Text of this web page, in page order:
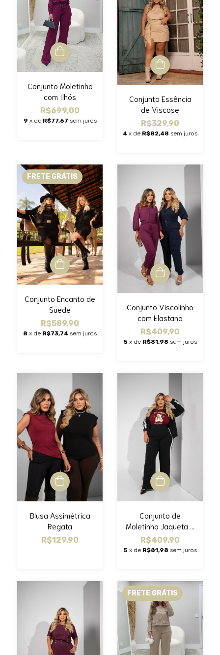
Conjunto Moletinho
com Ilhós
R$699,00
9 x de R$77,67 sem juros
Conjunto Essência
de Viscose
R$329,90
4 x de R$82,48 sem juros
FRETE GRÁTIS
Conjunto Encanto de
Suede
R$589,90
8 x de R$73,74 sem juros
Conjunto Viscolinho
com Elastano
R$409,90
5 x de R$81,98 sem juros
Blusa Assimétrica
Regata
R$129,90
Conjunto de
Moletinho Jaqueta e
Calça
R$409,90
5 x de R$81,98 sem juros
FRETE GRÁTIS